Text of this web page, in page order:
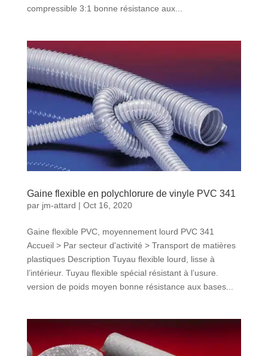
compressible 3:1 bonne résistance aux...
Gaine flexible en polychlorure de vinyle PVC 341
par jm-attard | Oct 16, 2020
Gaine flexible PVC, moyennement lourd PVC 341
Accueil > Par secteur d'activité > Transport de matières
plastiques Description Tuyau flexible lourd, lisse à
l’intérieur. Tuyau flexible spécial résistant à l’usure.
version de poids moyen bonne résistance aux bases...